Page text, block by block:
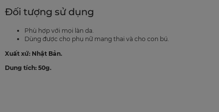
Đối tượng sử dụng
Phù hợp với mọi làn da.
Dùng được cho phụ nữ mang thai và cho con bú.
Xuất xứ: Nhật Bản.
Dung tích: 50g.